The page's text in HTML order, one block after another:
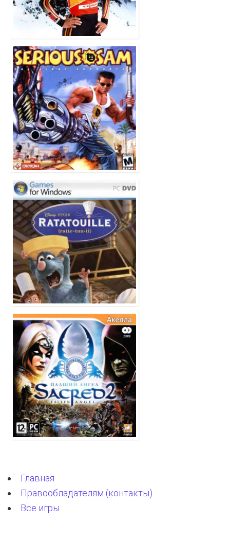
Главная
Правообладателям (контакты)
Все игры